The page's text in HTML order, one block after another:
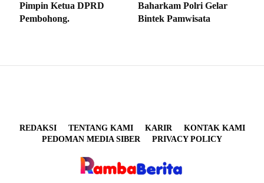
Pimpin Ketua DPRD
Pembohong.
Baharkam Polri Gelar
Bintek Pamwisata
REDAKSI TENTANG KAMI KARIR
KONTAK KAMI
PEDOMAN MEDIA SIBER
PRIVACY POLICY